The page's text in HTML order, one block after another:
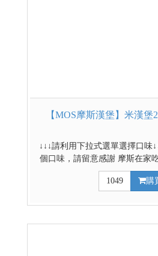
【MOS摩斯漢堡】米漢堡
↓↓↓請利用下拉式選單選擇口味
個口味，請留意感謝 摩斯在家
鐘滿足味與胃 嚴選台南11號米
關，美味又安心 韓式豬 正宗
配美味的美國牛肉 咖哩牛 多種
1049 購